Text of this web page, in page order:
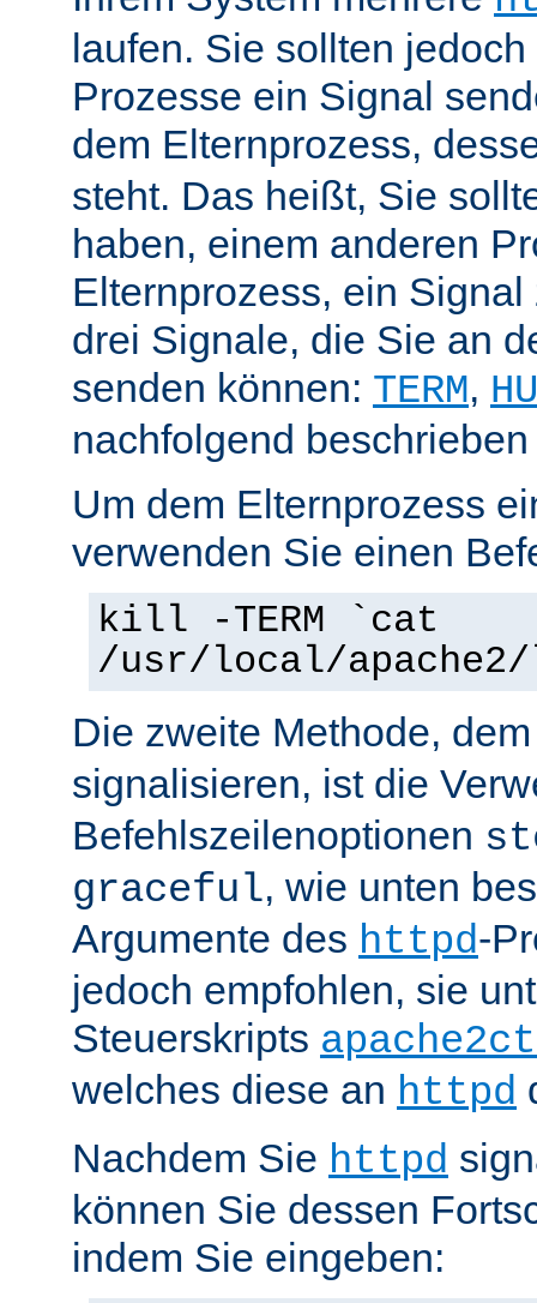
laufen. Sie sollten
Prozesse ein Signal
dem Elternprozess,
steht. Das heißt, Sie
haben, einem anderen
Elternprozess, ein
drei Signale, die Sie an
senden können: TERM,
nachfolgend
Um dem Elternprozess
verwenden Sie einen
kill -TERM `cat
/usr/local/
Die zweite Methode,
signalisieren, ist die
Befehlszeilenoptionen
graceful, wie unten
Argumente des httpd-
jedoch empfohlen, sie
Steuerskripts
welches diese an httpd
Nachdem Sie httpd
können Sie dessen
indem Sie eingeben: